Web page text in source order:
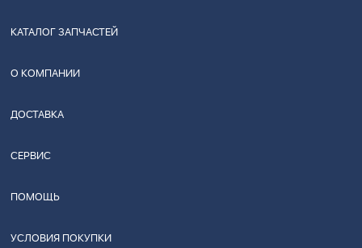
КАТАЛОГ ЗАПЧАСТЕЙ
О КОМПАНИИ
ДОСТАВКА
СЕРВИС
ПОМОЩЬ
УСЛОВИЯ ПОКУПКИ